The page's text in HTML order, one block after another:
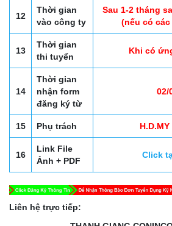
12
Thời gian
vào công ty
Sau 1-2 tháng
(nếu có
13
Thời gian
thi tuyển
Khi có
14
Thời gian
nhận form
đăng ký từ
02/
15 Phụ trách H.D.MY
16
Link File
Ảnh + PDF
Click
Liên hệ trực tiếp: